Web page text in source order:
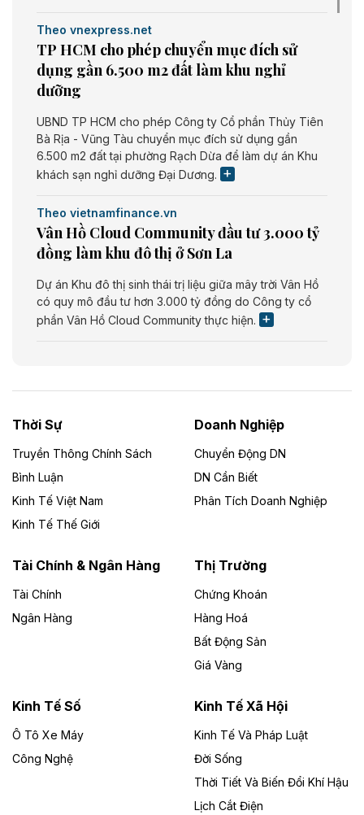
Theo vnexpress.net
TP HCM cho phép chuyển mục đích sử
dụng gần 6.500 m2 đất làm khu nghỉ
dưỡng
UBND TP HCM cho phép Công ty Cổ phần Thủy Tiên
Bà Rịa - Vũng Tàu chuyển mục đích sử dụng gần
6.500 m2 đất tại phường Rạch Dừa để làm dự án Khu
khách sạn nghỉ dưỡng Đại Dương.
Theo vietnamfinance.vn
Vân Hồ Cloud Community đầu tư 3.000 tỷ
đồng làm khu đô thị ở Sơn La
Dự án Khu đô thị sinh thái trị liệu giữa mây trời Vân Hồ
có quy mô đầu tư hơn 3.000 tỷ đồng do Công ty cổ
phần Vân Hồ Cloud Community thực hiện.
Dự án Nhà máy xử lý rác và phát điện Bắc Giang do
Công ty TNHH Năng lượng môi trường Bắc Giang làm
Theo vietnamfinance.vn
Đức Long Gia Lai mở rộng ‘hệ sinh thái’
Lai
Bốn doanh nghiệp có sự góp vốn của Công ty Cổ
phần Tập đoàn Đức Long Gia Lai (HoSE: DLG) được
Gia Lai với tổng vốn hơn 4.750 tỷ đồng.
Đồng Nai cho thuê gần 59 ha đất làm khu
công nghiệp ở Long Thành
UBND TP Đồng Nai cho Công ty Amata thuê gần 59 ha
đất để đầu tư khu công nghiệp công nghệ cao Long
Thời Sự
Truyền Thông Chính Sách
Bình Luận
Kinh Tế Việt Nam
Kinh Tế Thế Giới
Doanh Nghiệp
Chuyển Động DN
DN Cần Biết
Phân Tích Doanh Nghiệp
Tài Chính & Ngân Hàng
Tài Chính
Ngân Hàng
Thị Trường
Chứng Khoán
Hàng Hoá
Bất Động Sản
Giá Vàng
Kinh Tế Số
Ô Tô Xe Máy
Công Nghệ
Kinh Tế Xã Hội
Kinh Tế Và Pháp Luật
Đời Sống
Thời Tiết Và Biến Đổi Khí Hậu
Lịch Cắt Điện